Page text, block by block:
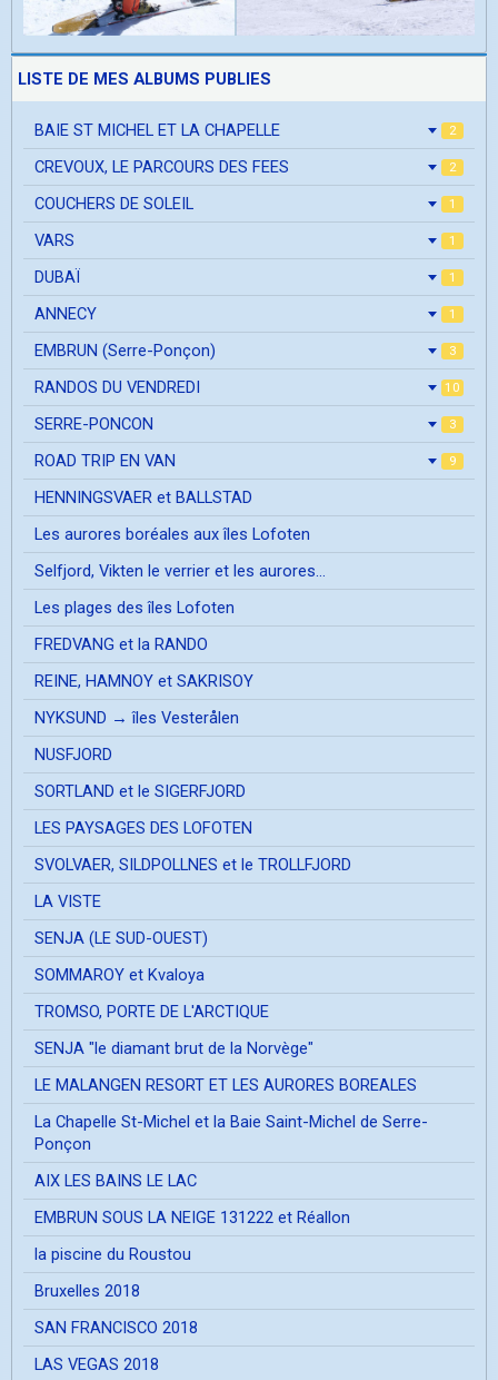
LISTE DE MES ALBUMS PUBLIES
BAIE ST MICHEL ET LA CHAPELLE 2
CREVOUX, LE PARCOURS DES FEES 2
COUCHERS DE SOLEIL 1
VARS 1
DUBAÏ 1
ANNECY 1
EMBRUN (Serre-Ponçon) 3
RANDOS DU VENDREDI 10
SERRE-PONCON 3
ROAD TRIP EN VAN 9
HENNINGSVAER et BALLSTAD
Les aurores boréales aux îles Lofoten
Selfjord, Vikten le verrier et les aurores...
Les plages des îles Lofoten
FREDVANG et la RANDO
REINE, HAMNOY et SAKRISOY
NYKSUND → îles Vesterålen
NUSFJORD
SORTLAND et le SIGERFJORD
LES PAYSAGES DES LOFOTEN
SVOLVAER, SILDPOLLNES et le TROLLFJORD
LA VISTE
SENJA (LE SUD-OUEST)
SOMMAROY et Kvaloya
TROMSO, PORTE DE L'ARCTIQUE
SENJA "le diamant brut de la Norvège"
LE MALANGEN RESORT ET LES AURORES BOREALES
La Chapelle St-Michel et la Baie Saint-Michel de Serre-
Ponçon
AIX LES BAINS LE LAC
EMBRUN SOUS LA NEIGE 131222 et Réallon
la piscine du Roustou
Bruxelles 2018
SAN FRANCISCO 2018
LAS VEGAS 2018